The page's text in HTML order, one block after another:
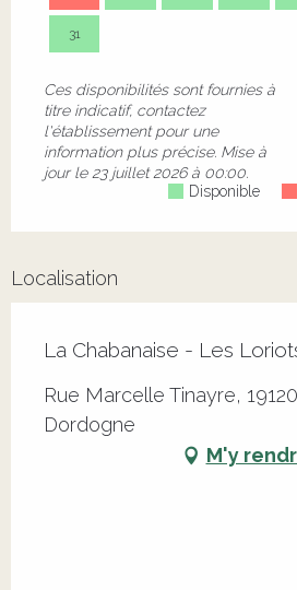
31
Ces disponibilités sont fournies à
titre indicatif, contactez
l'établissement pour une
information plus précise. Mise à
jour le23 juillet 2026 à 00:00.
Disponible
Localisation
La Chabanaise - Les
Rue Marcelle Tinayre,
Dordogne
M'y